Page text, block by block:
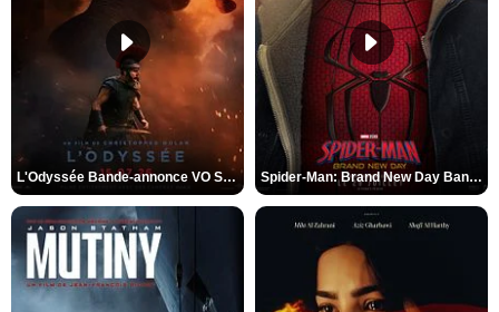
L'Odyssée Bande-annonce VO STFR Spider-Man: Brand New Day Bande-annonce VO STFR